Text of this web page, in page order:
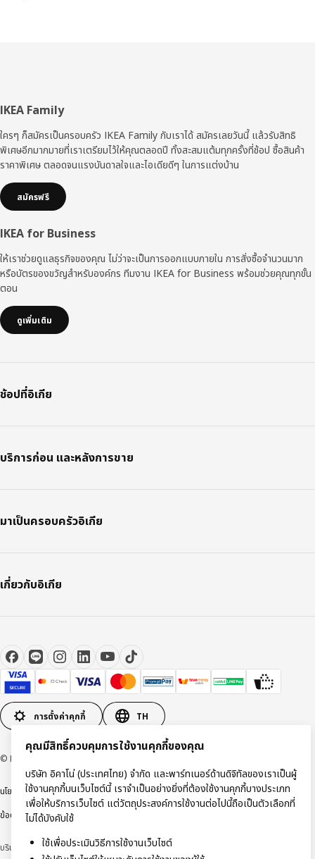
ส่วน
ท้าย
IKEA Family
ใครๆ ก็สมัครเป็นครอบครัว IKEA Family กับเราได้ สมัครเลยวันนี้ แล้วรับสิทธิ
พิเศษอีกมากมายที่เราเตรียมไว้ให้คุณตลอดปี ทั้งสะสมแต้มทุกครั้งที่ช้อป ซื้อสินค้า
ราคาพิเศษ ตลอดจนแรงบันดาลใจและไอเดียดีๆ ในการแต่งบ้าน
สมัครฟรี
IKEA for Business
ให้เราช่วยดูแลธุรกิจของคุณ ไม่ว่าจะเป็นการออกแบบภายใน การสั่งซื้อจำนวนมาก
หรือบัตรของขวัญสำหรับองค์กร ทีมงาน IKEA for Business พร้อมช่วยคุณทุกขั้น
ตอน
ดูเพิ่มเติม
ช้อปที่อิเกีย
บริการก่อน และหลังการขาย
มาเป็นครอบครัวอิเกีย
เกี่ยวกับอิเกีย
การตั้งค่าคุกกี้ TH
© Inter IKEA Systems B.V 1999-2026
นโยบายการคุ้มครองข้อมูลส่วนบุคคลนโยบายการใช้งานคุกกี้ข้อตกลงการใช้งาน
ข้อตกลงการซื้อสินค้า
บริษัท อิคาโน่ (ประเทศไทย) จำกัด (ทะเบียนเลขที่ 0105550011416)
คุณมีสิทธิ์ควบคุมการใช้งานคุกกี้ของคุณ
บริษัท อิคาโน่ (ประเทศไทย) จำกัด และพาร์ทเนอร์ด้านดิจิทัลของเราเป็นผู้
ใช้งานคุกกี้บนเว็บไซต์นี้ เราจำเป็นอย่างยิ่งที่ต้องใช้งานคุกกี้บางประเภท
เพื่อให้บริการเว็บไซต์ แต่วัตถุประสงค์การใช้งานต่อไปนี้ถือเป็นตัวเลือกที่
ไม่ได้บังคับใช้
ใช้เพื่อประเมินวิธีการใช้งานเว็บไซต์